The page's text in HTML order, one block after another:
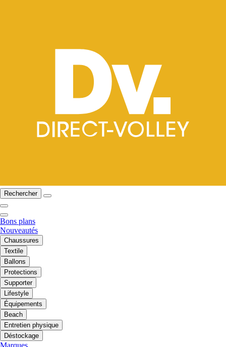
Rechercher
Bons plans
Nouveautés
Chaussures
Textile
Ballons
Protections
Supporter
Lifestyle
Équipements
Beach
Entretien physique
Déstockage